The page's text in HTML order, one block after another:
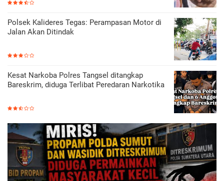
Polsek Kalideres Tegas: Perampasan Motor di
Jalan Akan Ditindak
Kesat Narkoba Polres Tangsel ditangkap
Bareskrim, diduga Terlibat Peredaran Narkotika